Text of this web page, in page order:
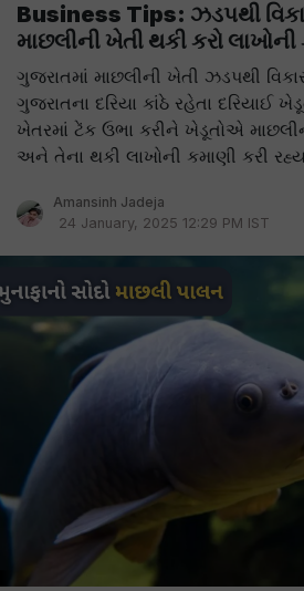
Business Tips: ઝડપથી
માછલીની ખેતી થકી કરો
ગુજરાતમાં માછલીની ખેતી ઝડપથી
ગુજરાતના દરિયા કાંઠે રહેતા દરિયાઈ
ખેતરમાં ટેંક ઉભા કરીને ખેડૂતોએ
અને તેના થકી લાખોની કમાણી કરી
Amansinh Jadeja
24 January, 2025 12:29 PM IST